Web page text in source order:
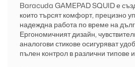
Baracuda GAMEPAD SQUID е
които търсят комфорт, прецизно
надеждна работа по време на
Ергономичният дизайн,
аналогови стикове осигуряват
пълен контрол в различни типове